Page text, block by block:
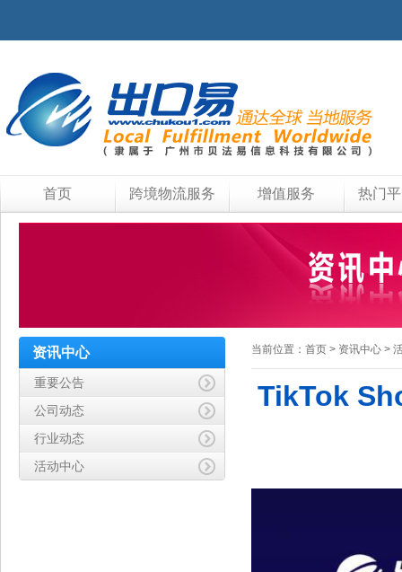
首页 跨境物流服务 增值服务 热门
资讯中心
重要公告
公司动态
行业动态
活动中心
当前位置： 首页 > 资讯中心 >
TikTok